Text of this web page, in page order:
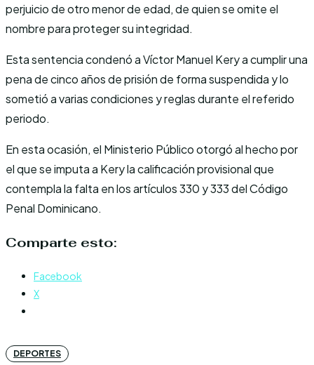
perjuicio de otro menor de edad, de quien se omite el
nombre para proteger su integridad.
Esta sentencia condenó a Víctor Manuel Kery a cumplir una
pena de cinco años de prisión de forma suspendida y lo
sometió a varias condiciones y reglas durante el referido
periodo.
En esta ocasión, el Ministerio Público otorgó al hecho por
el que se imputa a Kery la calificación provisional que
contempla la falta en los artículos 330 y 333 del Código
Penal Dominicano.
Comparte esto:
Facebook
X
DEPORTES